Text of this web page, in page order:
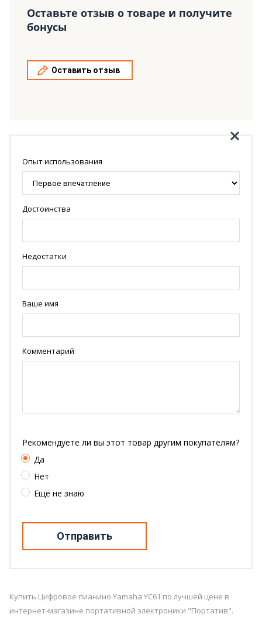
Оставьте отзыв о товаре и получите
бонусы
Оставить отзыв
Опыт использования
Достоинства
Недостатки
Ваше имя
Комментарий
Рекомендуете ли вы этот товар другим покупателям?
Да
Нет
Ещё не знаю
Отправить
Купить Цифровое пианино Yamaha YC61 по лучшей цене в
интернет-магазине портативной электроники "Портатив".